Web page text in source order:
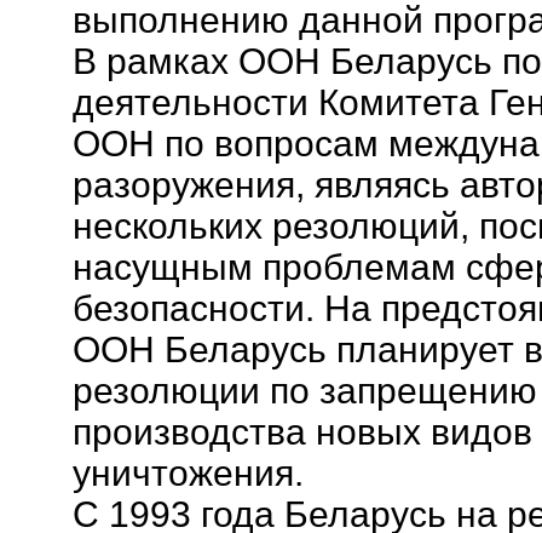
выполнению данной
В рамках ООН Беларусь
деятельности Комитета
ООН по вопросам
разоружения, являясь
нескольких резолюций,
насущным проблемам
безопасности. На
ООН Беларусь планирует
резолюции по запрещению
производства новых
уничтожения.
С 1993 года Беларусь на